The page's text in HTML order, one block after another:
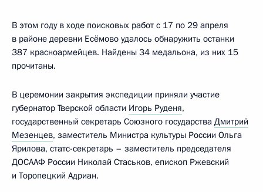
В этом году в ходе поисковых работ с 17 по 29 апреля
в районе деревни Есёмово удалось обнаружить останки
387 красноармейцев. Найдены 34 медальона, из них 15
прочитаны.
В церемонии закрытия экспедиции приняли участие
губернатор Тверской области Игорь Руденя,
государственный секретарь Союзного государства Дмитрий
Мезенцев, заместитель Министра культуры России Ольга
Ярилова, статс-секретарь – заместитель председателя
ДОСААФ России Николай Стаськов, епископ Ржевский
и Торопецкий Адриан.